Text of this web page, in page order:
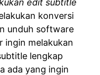
edit subtitle
konversi
unduh software
ingin melakukan
lengkap
ada yang ingin